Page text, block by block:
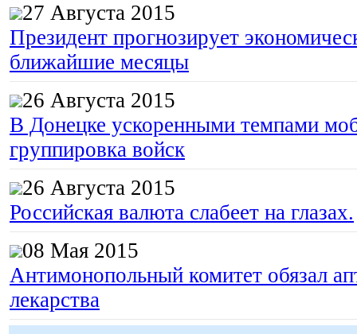
27 Августа 2015
Президент прогнозирует
ближайшие месяцы
26 Августа 2015
В Донецке ускоренными темпами
группировка войск
26 Августа 2015
Российская валюта слабеет на глазах.
08 Мая 2015
Антимонопольный комитет обязал
лекарства